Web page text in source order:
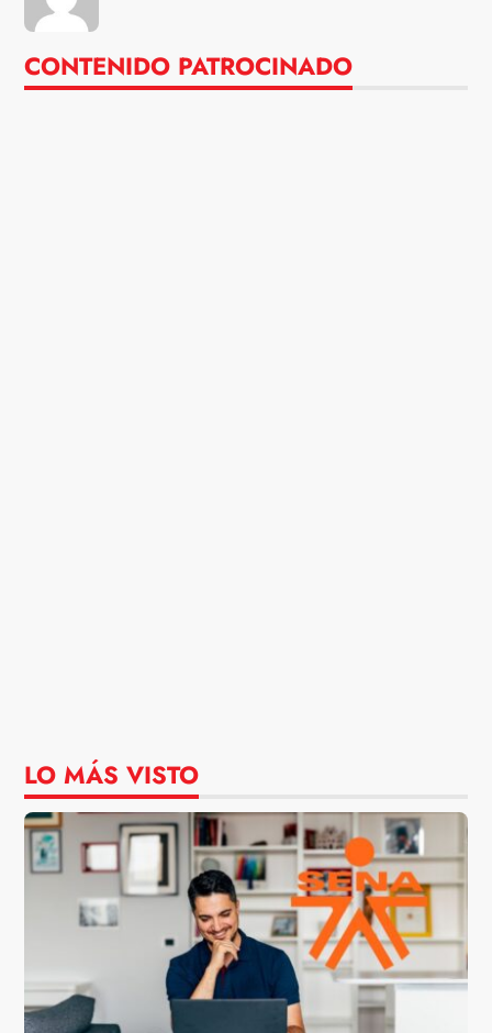
CONTENIDO PATROCINADO
LO MÁS VISTO